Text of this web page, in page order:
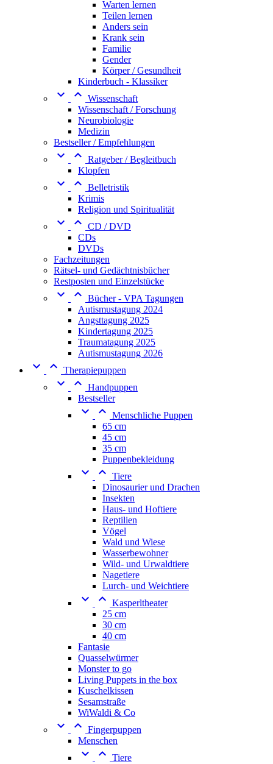
Warten lernen
Teilen lernen
Anders sein
Krank sein
Familie
Gender
Körper / Gesundheit
Kinderbuch - Klassiker
  Wissenschaft
Wissenschaft / Forschung
Neurobiologie
Medizin
Bestseller / Empfehlungen
  Ratgeber / Begleitbuch
Klopfen
  Belletristik
Krimis
Religion und Spiritualität
  CD / DVD
CDs
DVDs
Fachzeitungen
Rätsel- und Gedächtnisbücher
Restposten und Einzelstücke
  Bücher - VPA Tagungen
Autismustagung 2024
Angsttagung 2025
Kindertagung 2025
Traumatagung 2025
Autismustagung 2026
  Therapiepuppen
  Handpuppen
Bestseller
  Menschliche Puppen
65 cm
45 cm
35 cm
Puppenbekleidung
  Tiere
Dinosaurier und Drachen
Insekten
Haus- und Hoftiere
Reptilien
Vögel
Wald und Wiese
Wasserbewohner
Wild- und Urwaldtiere
Nagetiere
Lurch- und Weichtiere
  Kasperltheater
25 cm
30 cm
40 cm
Fantasie
Quasselwürmer
Monster to go
Living Puppets in the box
Kuschelkissen
Sesamstraße
WiWaldi & Co
  Fingerpuppen
Menschen
  Tiere